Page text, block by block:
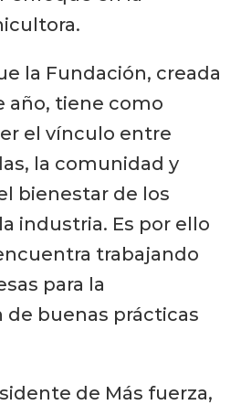
la Fundación, creada
año, tiene como
el vínculo entre
la comunidad y
bienestar de los
industria. Es por ello
trabajando
para la
buenas prácticas
de Más fuerza,